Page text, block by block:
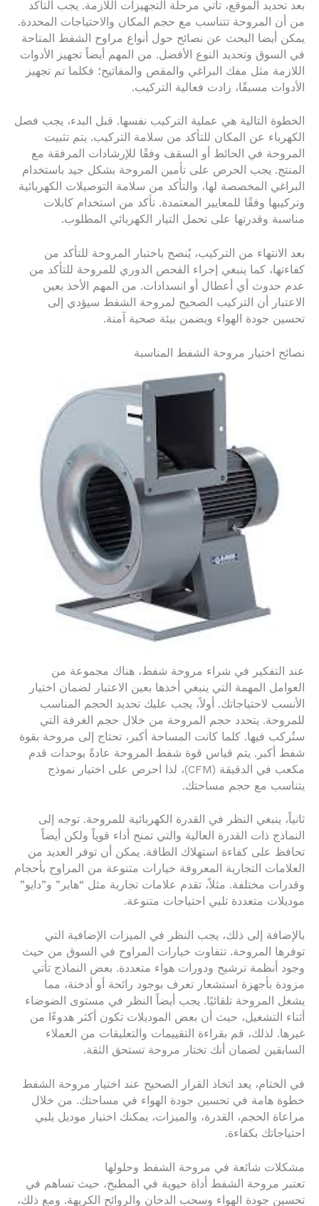
بعد تحديد الموقع، تأتي مرحلة التجهيزات اللازمة. يجب التأكد
من أن المروحة تتناسب مع حجم المكان والاحتياجات المحددة.
يمكن أيضا البحث عن نصائح حول أنواع مراوح الشفط المتاحة
في السوق وتحديد النوع الأفضل. من المهم أيضاً تجهيز الأدوات
اللازمة مثل مفك البراغي والمقص والمفاتيح؛ فكلما تم تجهيز
الأدوات مسبقًا، زادت فعالية التركيب.
الخطوة التالية هي عملية التركيب نفسها. قبل البدء، يجب فصل
الكهرباء عن المكان للتأكد من سلامة التركيب. يتم تثبيت
المروحة في الحائط أو السقف وفقًا للإرشادات المرفقة مع
المنتج. يجب الحرص على تأمين المروحة بشكل جيد باستخدام
البراغي المخصصة لها، والتأكد من سلامة التوصيلات الكهربائية
وتركيبها وفقًا للمعايير المعتمدة. تأكد من استخدام كابلات
مناسبة وقدرتها على تحمل التيار الكهربائي المطلوب.
بعد الانتهاء من التركيب، يُنصح باختبار المروحة للتأكد من
كفاءتها، كما ينبغي إجراء الفحص الدوري للمروحة للتأكد من
عدم حدوث أي أعطال أو انسدادات. من المهم الأخذ بعين
الاعتبار أن التركيب الصحيح لمروحة الشفط سيؤدي إلى
تحسين جودة الهواء ويضمن بيئة صحية آمنة.
نصائح اختيار مروحة الشفط المناسبة
عند التفكير في شراء مروحة شفط، هناك مجموعة من
العوامل المهمة التي ينبغي أخذها بعين الاعتبار لضمان اختيار
الأنسب لاحتياجاتك. أولاً، يجب عليك تحديد الحجم المناسب
للمروحة. يتحدد حجم المروحة من خلال حجم الغرفة التي
ستُركب فيها. كلما كانت المساحة أكبر، تحتاج إلى مروحة بقوة
شفط أكبر. يتم قياس قوة شفط المروحة عادةً بوحدات قدم
مكعب في الدقيقة (CFM)، لذا احرص على اختيار نموذج
يتناسب مع حجم مساحتك.
ثانياً، ينبغي النظر في القدرة الكهربائية للمروحة. توجه إلى
النماذج ذات القدرة العالية والتي تمنح أداء قوياً ولكن أيضاً
تحافظ على كفاءة استهلاك الطاقة. يمكن أن توفر العديد من
العلامات التجارية المعروفة خيارات متنوعة من المراوح بأحجام
وقدرات مختلفة. مثلاً، تقدم علامات تجارية مثل “هاير” و”دايو”
موديلات متعددة تلبي احتياجات متنوعة.
بالإضافة إلى ذلك، يجب النظر في الميزات الإضافية التي
توفرها المروحة. تتفاوت خيارات المراوح في السوق من حيث
وجود أنظمة ترشيح ودورات هواء متعددة. بعض النماذج تأتي
مزودة بأجهزة استشعار تعرف بوجود رائحة أو أدخنة، مما
يشغل المروحة تلقائيًا. يجب أيضاً النظر في مستوى الضوضاء
أثناء التشغيل، حيث أن بعض الموديلات تكون أكثر هدوءًا من
غيرها. لذلك، قم بقراءة التقييمات والتعليقات من العملاء
السابقين لضمان أنك تختار مروحة تستحق الثقة.
في الختام، يعد اتخاذ القرار الصحيح عند اختيار مروحة الشفط
خطوة هامة في تحسين جودة الهواء في مساحتك. من خلال
مراعاة الحجم، القدرة، والميزات، يمكنك اختيار موديل يلبي
احتياجاتك بكفاءة.
مشكلات شائعة في مروحة الشفط وحلولها
تعتبر مروحة الشفط أداة حيوية في المطبخ، حيث تساهم في
تحسين جودة الهواء وسحب الدخان والروائح الكريهة. ومع ذلك،